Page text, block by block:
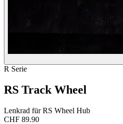
R Serie
RS Track Wheel
Lenkrad für RS Wheel Hub
CHF 89.90